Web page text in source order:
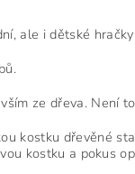
ale i dětské
ze dřeva. Není
kostku dřevěné
kostku a pokus